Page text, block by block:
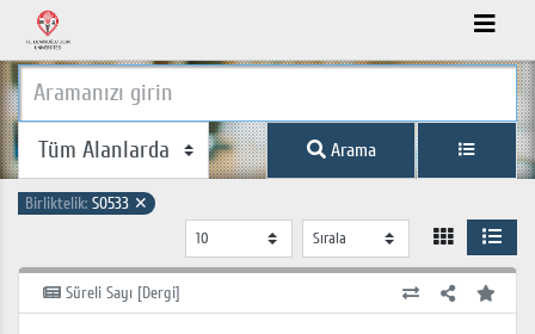
Arama
Birliktelik: S0533 ✕
Süreli Sayı [Dergi]